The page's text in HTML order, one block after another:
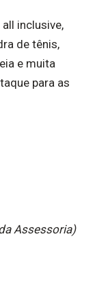
inclusive,
de tênis,
e muita
para as
Assessoria)